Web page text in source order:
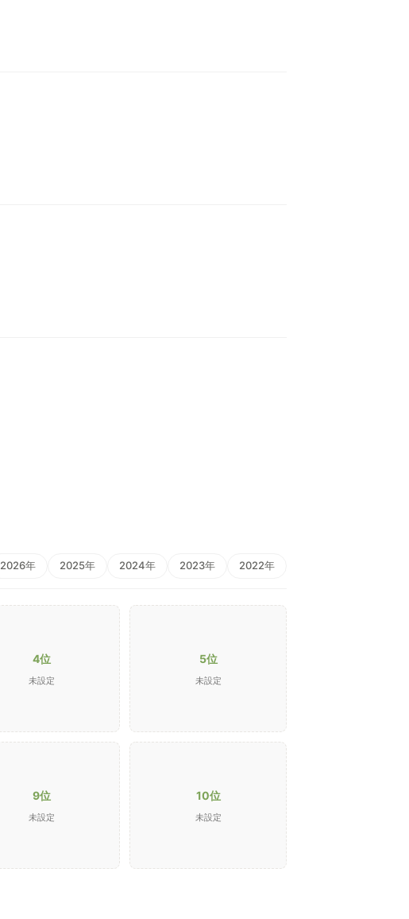
2026年 2025年 2024年 2023年 2022年
4位
未設定
5位
未設定
9位
未設定
10位
未設定